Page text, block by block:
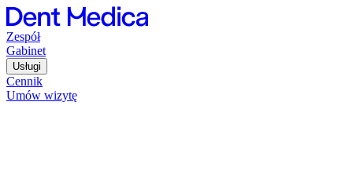
Zespół
Gabinet
Usługi
Cennik
Umów wizytę